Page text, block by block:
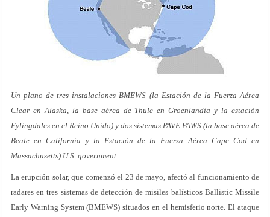
Un plano de tres instalaciones BMEWS (la Estación de la Fuerza Aérea
Clear en Alaska, la base aérea de Thule en Groenlandia y la estación
Fylingdales en el Reino Unido) y dos sistemas PAVE PAWS (la base aérea de
Beale en California y la Estación de la Fuerza Aérea Cape Cod en
Massachusetts).U.S. government
La erupción solar, que comenzó el 23 de mayo, afectó al funcionamiento de
radares en tres sistemas de detección de misiles balísticos Ballistic Missile
Early Warning System (BMEWS) situados en el hemisferio norte. El ataque